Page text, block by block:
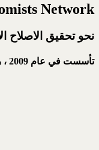
Network
نحو تحقيق الاصلاح
تأسست في عام 2009 ،